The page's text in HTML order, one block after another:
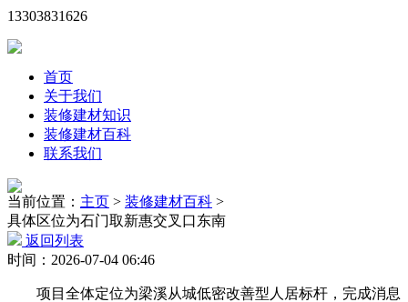
13303831626
首页
关于我们
装修建材知识
装修建材百科
联系我们
当前位置： 主页 > 装修建材百科 >
具体区位为石门取新惠交叉口东南
返回列表
时间：2026-07-04 06:46
项目全体定位为梁溪从城低密改善型人居标杆，完成消息